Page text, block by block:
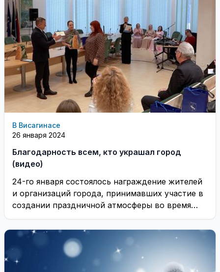
В Висагинасе
26 января 2024
Благодарность всем, кто украшал город
(видео)
24-го января состоялось награждение жителей
и организаций города, принимавших участие в
создании праздничной атмосферы во время
встречи Рождества и нового ...